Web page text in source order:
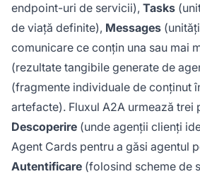
endpoint-uri de servicii), Tasks
de viață definite), Messages
comunicare ce conțin una sau mai
(rezultate tangibile generate de
(fragmente individuale de conținut
artefacte). Fluxul A2A urmează trei
Descoperire (unde agenții clienți
Agent Cards pentru a găsi agentul
Autentificare (folosind scheme de